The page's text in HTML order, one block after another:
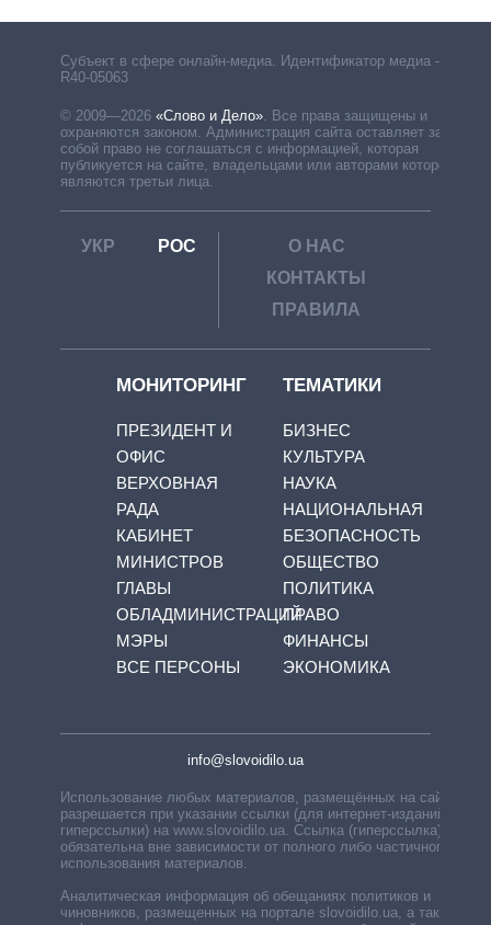
Субъект в сфере онлайн-медиа. Идентификатор медиа –
R40-05063
© 2009—2026 «Слово и Дело» Все права защищены и
охраняются законом. Администрация сайта оставляет за
собой право не соглашаться с информацией, которая
публикуется на сайте, владельцами или авторами которой
являются третьи лица.
УКР РОС
О НАС
КОНТАКТЫ
ПРАВИЛА
МОНИТОРИНГ
ПРЕЗИДЕНТ И
ОФИС
ВЕРХОВНАЯ
РАДА
КАБИНЕТ
МИНИСТРОВ
ГЛАВЫ
ОБЛАДМИНИСТРАЦИЙ
МЭРЫ
ВСЕ ПЕРСОНЫ
ТЕМАТИКИ
БИЗНЕС
КУЛЬТУРА
НАУКА
НАЦИОНАЛЬНАЯ
БЕЗОПАСНОСТЬ
ОБЩЕСТВО
ПОЛИТИКА
ПРАВО
ФИНАНСЫ
ЭКОНОМИКА
info@slovoidilo.ua
Использование любых материалов, размещённых на сайте,
разрешается при указании ссылки (для интернет-изданий —
гиперссылки) на www.slovoidilo.ua. Ссылка (гиперссылка)
обязательна вне зависимости от полного либо частичного
использования материалов.
Аналитическая информация об обещаниях политиков и
чиновников, размещенных на портале slovoidilo.ua, а также